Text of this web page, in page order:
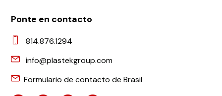
Ponte en contacto
814.876.1294
info@plastekgroup.com
Formulario de contacto de Brasil